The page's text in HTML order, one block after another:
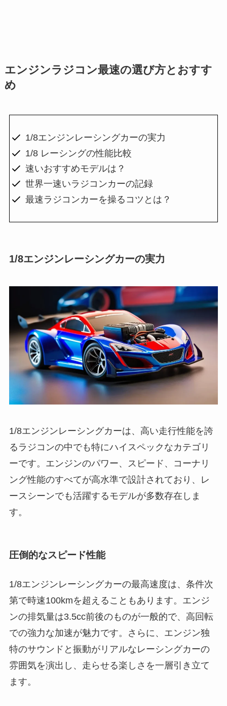
エンジンラジコン最速の選び方とおすす
め
1/8エンジンレーシングカーの実力
1/8 レーシングの性能比較
速いおすすめモデルは？
世界一速いラジコンカーの記録
最速ラジコンカーを操るコツとは？
1/8エンジンレーシングカーの実力
1/8エンジンレーシングカーは、高い走行性能を誇
るラジコンの中でも特にハイスペックなカテゴリ
ーです。エンジンのパワー、スピード、コーナリ
ング性能のすべてが高水準で設計されており、レ
ースシーンでも活躍するモデルが多数存在しま
す。
圧倒的なスピード性能
1/8エンジンレーシングカーの最高速度は、条件次
第で時速100kmを超えることもあります。エンジ
ンの排気量は3.5cc前後のものが一般的で、高回転
での強力な加速が魅力です。さらに、エンジン独
特のサウンドと振動がリアルなレーシングカーの
雰囲気を演出し、走らせる楽しさを一層引き立て
ます。